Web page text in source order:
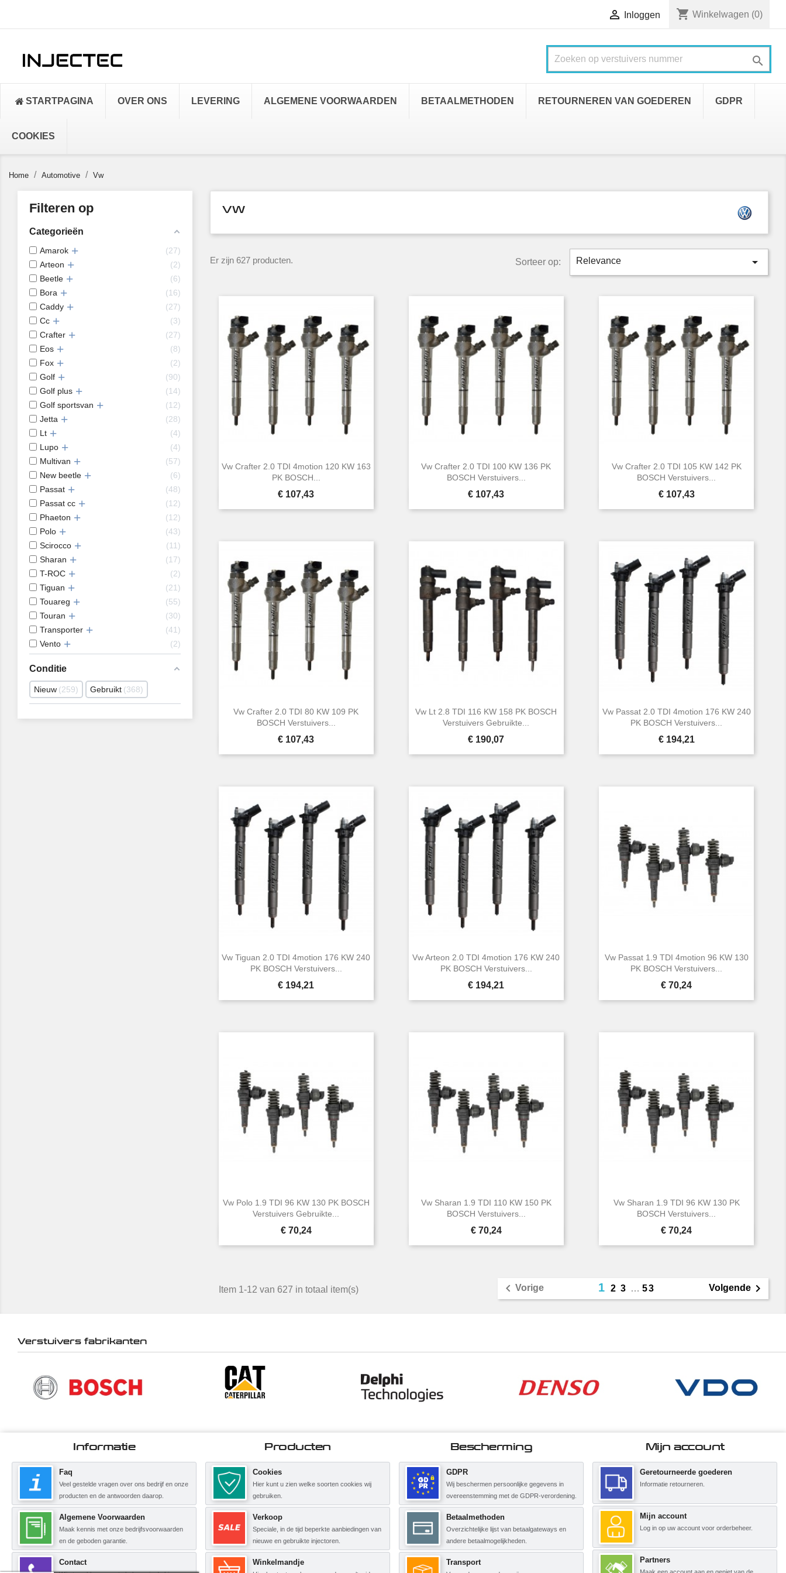
 Inloggen shopping_cart Winkelwagen (0)

STARTPAGINA OVER ONS LEVERING ALGEMENE VOORWAARDEN BETAALMETHODEN RETOURNEREN VAN GOEDEREN GDPR
COOKIES
Home Automotive Vw
Filteren op
Categorieën
Amarok
27
Arteon
2
Beetle
6
Bora
16
Caddy
27
Cc
3
Crafter
27
Eos
8
Fox
2
Golf
90
Golf plus
14
Golf sportsvan
12
Jetta
28
Lt
4
Lupo
4
Multivan
57
New beetle
6
Passat
48
Passat cc
12
Phaeton
12
Polo
43
Scirocco
11
Sharan
17
T-ROC
2
Tiguan
21
Touareg
55
Touran
30
Transporter
41
Vento
2
Conditie
Nieuw 259 Gebruikt 368
VW
Er zijn 627 producten. Sorteer op: Relevance 
Vw Crafter 2.0 TDI 4motion 120 KW 163
PK BOSCH...
Prijs
€ 107,43
Snel bekijken
Vw Crafter 2.0 TDI 100 KW 136 PK
BOSCH Verstuivers...
Prijs
€ 107,43
Snel bekijken
Vw Crafter 2.0 TDI 105 KW 142 PK
BOSCH Verstuivers...
Prijs
€ 107,43
Snel bekijken
Vw Crafter 2.0 TDI 80 KW 109 PK
BOSCH Verstuivers...
Prijs
€ 107,43
Snel bekijken
Vw Lt 2.8 TDI 116 KW 158 PK BOSCH
Verstuivers Gebruikte...
Prijs
€ 190,07
Snel bekijken
Vw Passat 2.0 TDI 4motion 176 KW 240
PK BOSCH Verstuivers...
Prijs
€ 194,21
Snel bekijken
Vw Tiguan 2.0 TDI 4motion 176 KW 240
PK BOSCH Verstuivers...
Prijs
€ 194,21
Snel bekijken
Vw Arteon 2.0 TDI 4motion 176 KW 240
PK BOSCH Verstuivers...
Prijs
€ 194,21
Snel bekijken
Vw Passat 1.9 TDI 4motion 96 KW 130
PK BOSCH Verstuivers...
Prijs
€ 70,24
Snel bekijken
Vw Polo 1.9 TDI 96 KW 130 PK BOSCH
Verstuivers Gebruikte...
Prijs
€ 70,24
Snel bekijken
Vw Sharan 1.9 TDI 110 KW 150 PK
BOSCH Verstuivers...
Prijs
€ 70,24
Snel bekijken
Vw Sharan 1.9 TDI 96 KW 130 PK
BOSCH Verstuivers...
Prijs
€ 70,24
Snel bekijken
Item 1-12 van 627 in totaal item(s) Vorige 1 2 3 … 53 Volgende
Verstuivers fabrikanten
Informatie
Faq
Veel gestelde vragen over ons bedrijf en onze
producten en de antwoorden daarop.
Algemene Voorwaarden
Maak kennis met onze bedrijfsvoorwaarden
en de geboden garantie.
Contact
Producten
Cookies
Hier kunt u zien welke soorten cookies wij
gebruiken.
Verkoop
Speciale, in de tijd beperkte aanbiedingen van
nieuwe en gebruikte injectoren.
Winkelmandje
Bescherming
GDPR
Wij beschermen persoonlijke gegevens in
overeenstemming met de GDPR-verordening.
Betaalmethoden
Overzichtelijke lijst van betaalgateways en
andere betaalmogelijkheden.
Transport
Mijn account
Geretourneerde goederen
Informatie retourneren.
Mijn account
Log in op uw account voor orderbeheer.
Partners